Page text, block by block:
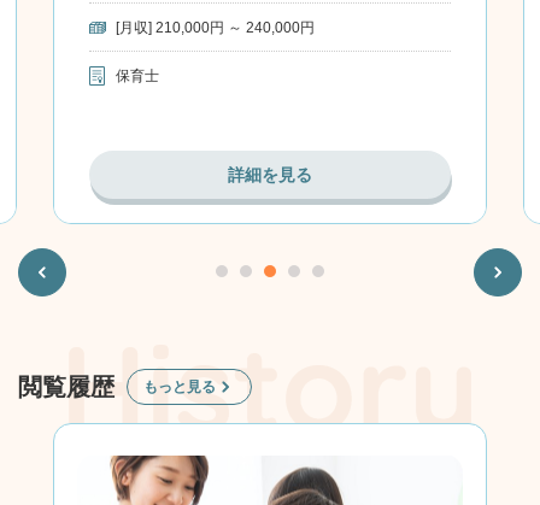
Previous
[月収] 210,000円 ～ 240,000円
保育士
詳細を見る
Next
閲覧履歴 もっと見る